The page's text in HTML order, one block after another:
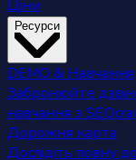
Ціни
Ресурси
DEMO & Навчання
Забронюйте
навчання з
Дорожня карта
Дослідіть повну